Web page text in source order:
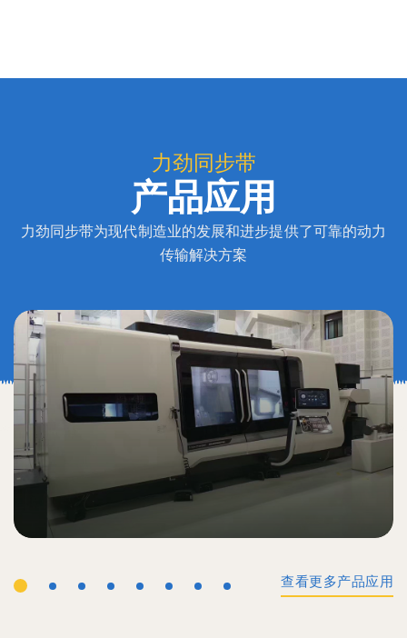
力劲同步带
产品应用
力劲同步带为现代制造业的发展和进步提供了可靠的动力
传输解决方案
查看更多产品应用